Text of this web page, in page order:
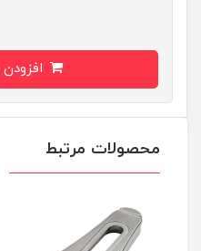
محصولات مرتبط